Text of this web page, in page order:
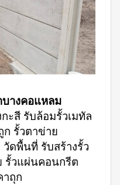
บางคอแหลม
ะสี รับล้อมรั้วเมทัล
รั้วตาข่าย
ดพื้นที่ รับสร้างรั้ว
รั้วแผ่นคอนกรีต
าถุก